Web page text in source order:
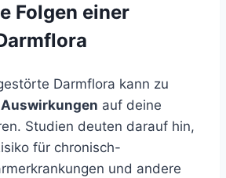
Folgen einer
Darmflora kann zu
Auswirkungen auf deine
Studien deuten darauf hin,
für chronisch-
und andere